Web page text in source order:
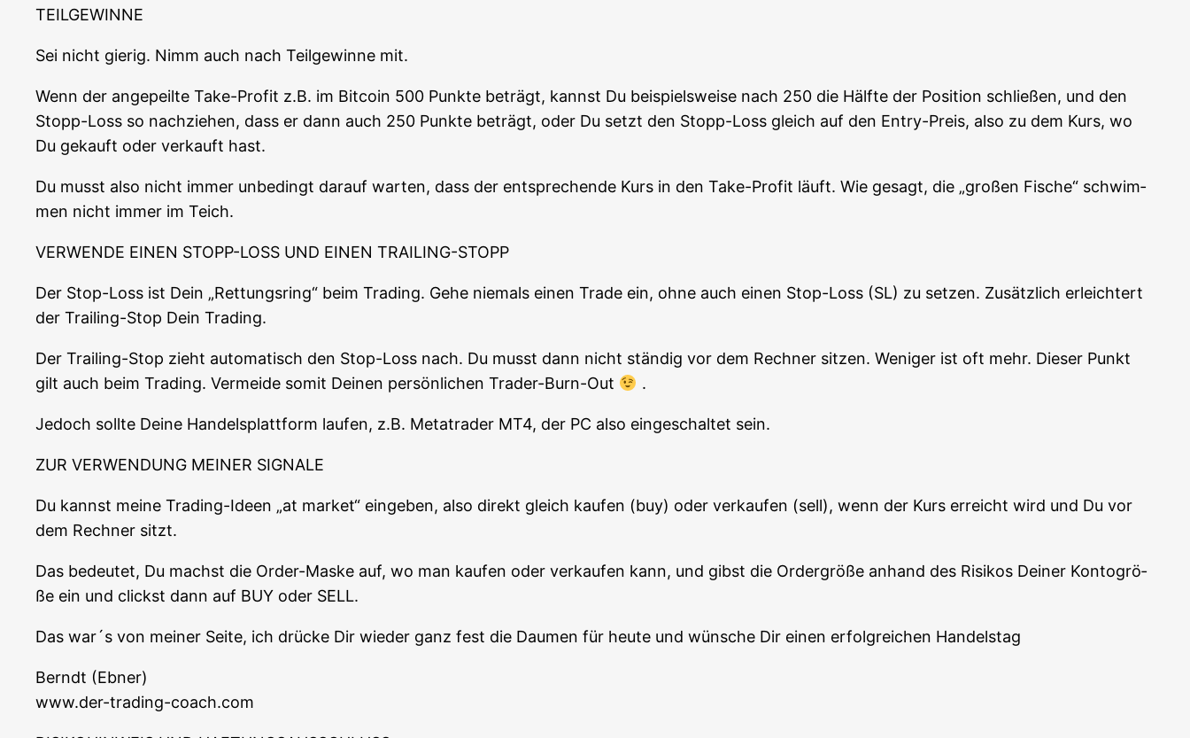
TEILGEWINNE
Sei nicht gie­rig. Nimm auch nach Teil­ge­win­ne mit.
Wenn der ange­peil­te Take-Pro­fit z.B. im Bit­co­in 500 Punk­te beträgt, kannst Du bei­spiels­wei­se nach 250 die Hälf­te der Posi­ti­on schlie­ßen, und den
Stopp-Loss so nach­zie­hen, dass er dann auch 250 Punk­te beträgt, oder Du setzt den Stopp-Loss gleich auf den Ent­ry-Preis, also zu dem Kurs, wo
Du gekauft oder ver­kauft hast.
Du musst also nicht immer unbe­dingt dar­auf war­ten, dass der ent­spre­chen­de Kurs in den Take-Pro­fit läuft. Wie gesagt, die „gro­ßen Fische“ schwim­
men nicht immer im Teich.
VERWENDE EINEN STOPP-LOSS UND EINEN TRAILING-STOPP
Der Stop-Loss ist Dein „Ret­tungs­ring“ beim Tra­ding. Gehe nie­mals einen Trade ein, ohne auch einen Stop-Loss (SL) zu set­zen. Zusätz­lich erleich­tert
der Trai­ling-Stop Dein Trading.
Der Trai­ling-Stop zieht auto­ma­tisch den Stop-Loss nach. Du musst dann nicht stän­dig vor dem Rech­ner sit­zen. Weni­ger ist oft mehr. Die­ser Punkt
gilt auch beim Tra­ding. Ver­mei­de somit Dei­nen per­sön­li­chen Trader-Burn-Out
.
Jedoch soll­te Dei­ne Han­dels­platt­form lau­fen, z.B. Metat­rader MT4, der PC also ein­ge­schal­tet sein.
ZUR VERWENDUNG MEINER SIGNALE
Du kannst mei­ne Tra­ding-Ideen „at mar­ket“ ein­ge­ben, also direkt gleich kau­fen (buy) oder ver­kau­fen (sell), wenn der Kurs erreicht wird und Du vor
dem Rech­ner sitzt.
Das bedeu­tet, Du machst die Order-Mas­ke auf, wo man kau­fen oder ver­kau­fen kann, und gibst die Order­grö­ße anhand des Risi­kos Dei­ner Kon­to­grö­
ße ein und clickst dann auf BUY oder SELL.
Das war´s von mei­ner Sei­te, ich drü­cke Dir wie­der ganz fest die Dau­men für heu­te und wün­sche Dir einen erfolg­rei­chen Handelstag
Berndt (Ebner)
www.der-trading-coach.com